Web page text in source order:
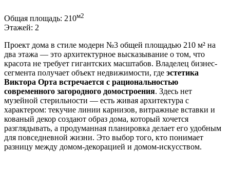
Общая площадь: 210м2
Этажей: 2
Проект дома в стиле модерн №3 общей площадью 210 м² на
два этажа — это архитектурное высказывание о том, что
красота не требует гигантских масштабов. Владелец бизнес-
сегмента получает объект недвижимости, где эстетика
Виктора Орта встречается с рациональностью
современного загородного домостроения. Здесь нет
музейной стерильности — есть живая архитектура с
характером: текучие линии карнизов, витражные вставки и
кованый декор создают образ дома, который хочется
разглядывать, а продуманная планировка делает его удобным
для повседневной жизни. Это выбор того, кто понимает
разницу между домом-декорацией и домом-искусством.